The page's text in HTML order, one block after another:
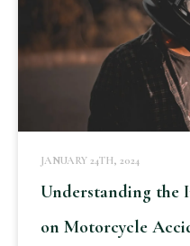
JANUARY 24TH, 2024
Understanding the
on Motorcycle